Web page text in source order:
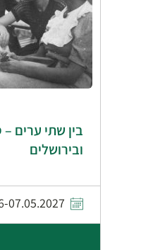
בין שתי ערים
ובירושלים
07.05.2027